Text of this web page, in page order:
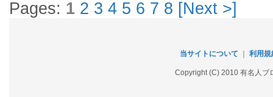
Pages: 1 2 3 4 5 6 7 8 [Next >]
当サイトについて 利用規
Copyright (C) 2010 有名人ブ